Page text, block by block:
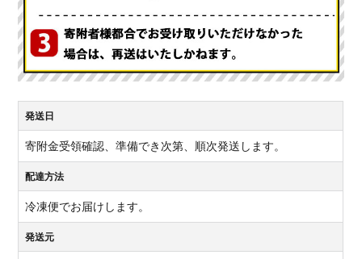
発送日
寄附金受領確認、準備でき次第、順次発送します。
配達方法
冷凍便でお届けします。
発送元